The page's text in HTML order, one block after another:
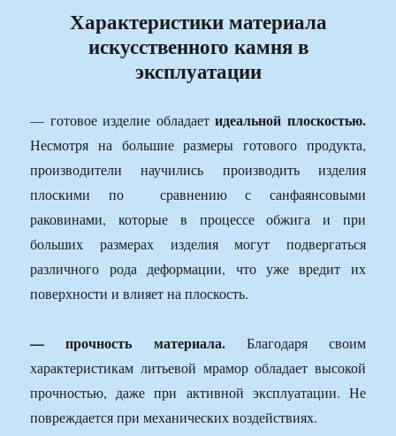
Характеристики материала
искусственного камня в
эксплуатации
— готовое изделие обладаетидеальной плоскостью.
Несмотря на большие размеры готового продукта,
производители научились производить изделия
плоскими по сравнению с санфаянсовыми
раковинами, которые в процессе обжига и при
больших размерах изделия могут подвергаться
различного рода деформации, что уже вредит их
поверхности и влияет на плоскость.
— прочность материала.Благодаря своим
характеристикам литьевой мрамор обладает высокой
прочностью, даже при активной эксплуатации. Не
повреждается при механических воздействиях.